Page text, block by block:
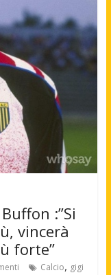
:”Si
vincerà
forte”
Calcio, gigi